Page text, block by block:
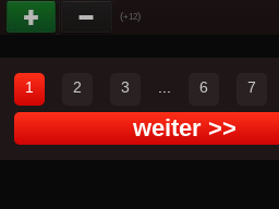
(+12)
1 2 3 6 7
weiter >>